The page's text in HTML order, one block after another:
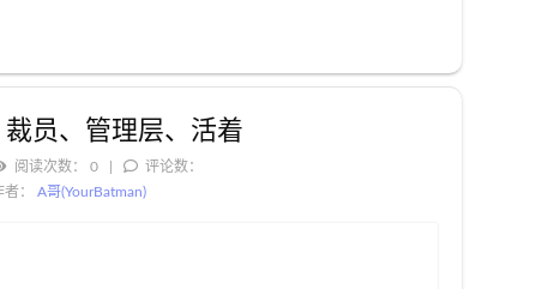
员、管理层、活着
阅读次数： 0
评论数：
： A哥(YourBatman)